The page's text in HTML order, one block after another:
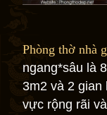
Phòng thờ nhà
ngang*sâu là
3m2 và 2 gian
vực rộng rãi